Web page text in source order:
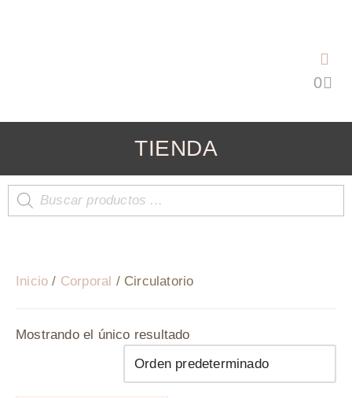
TIENDA
Inicio / Corporal / Circulatorio
Mostrando el único resultado